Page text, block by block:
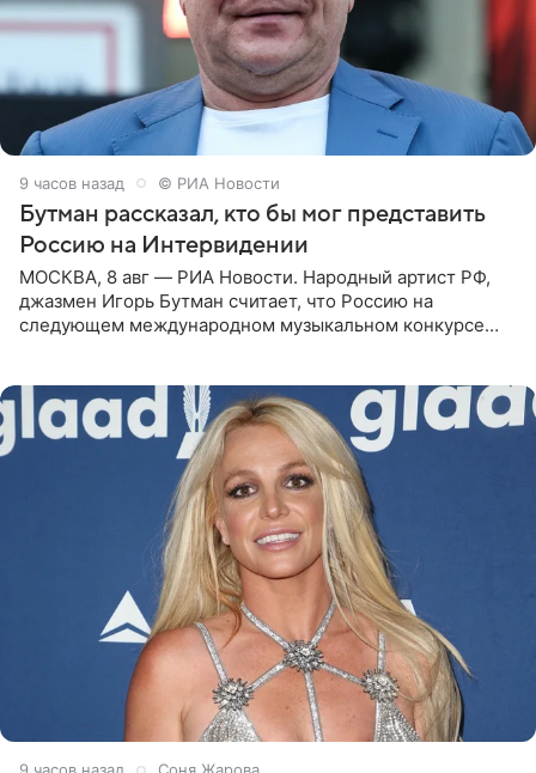
9 часов назад © РИА Новости
Бутман рассказал, кто бы мог представить
Россию на Интервидении
МОСКВА, 8 авг — РИА Новости. Народный артист РФ,
джазмен Игорь Бутман считает, что Россию на
следующем международном музыкальном конкурсе